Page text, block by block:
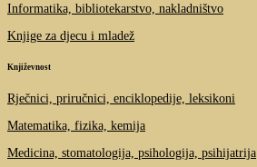
Informatika, bibliotekarstvo, nakladništvo
Knjige za djecu i mladež
Književnost
Rječnici, priručnici, enciklopedije, leksikoni
Matematika, fizika, kemija
Medicina, stomatologija, psihologija, psihijatrija